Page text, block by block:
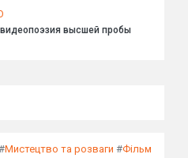
видеопоэзия высшей пробы
Мистецтво та розваги #Фільм